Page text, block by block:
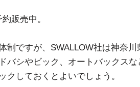
販売中。
制ですが、SWALLOW社は神奈川
バシやビック、オートバックスな
クしておくとよいでしょう。